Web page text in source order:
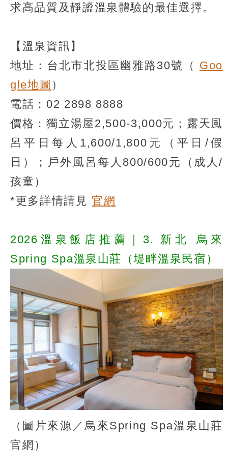
求高品質及靜謐溫泉體驗的最佳選擇。
【溫泉資訊】
地址：台北市北投區幽雅路30號（ Goo
gle地圖 ）
電話：02 2898 8888
價格：獨立湯屋2,500-3,000元；露天風
呂平日每人1,600/1,800元（平日/假
日）；戶外風呂每人800/600元（成人/
孩童）
*更多詳情請見官網
2026溫泉飯店推薦｜3. 新北 烏來
Spring Spa溫泉山莊（堤畔溫泉民宿）
（圖片來源／烏來Spring Spa溫泉山莊
官網）